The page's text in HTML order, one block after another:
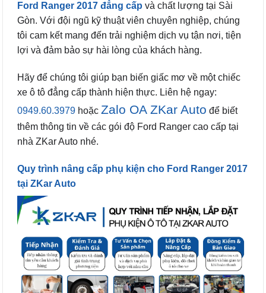
Ford Ranger 2017 đẳng cấp và chất lượng tại Sài
Gòn. Với đội ngũ kỹ thuật viên chuyên nghiệp, chúng
tôi cam kết mang đến trải nghiệm dịch vụ tận nơi, tiện
lợi và đảm bảo sự hài lòng của khách hàng.
Hãy để chúng tôi giúp bạn biến giấc mơ về một chiếc
xe ô tô đẳng cấp thành hiện thực. Liên hệ ngay:
0949.60.3979 hoặc Zalo OA ZKar Auto để biết
thêm thông tin về các gói độ Ford Ranger cao cấp tại
nhà ZKar Auto nhé.
Quy trình nâng cấp phụ kiện cho Ford Ranger 2017
tại ZKar Auto